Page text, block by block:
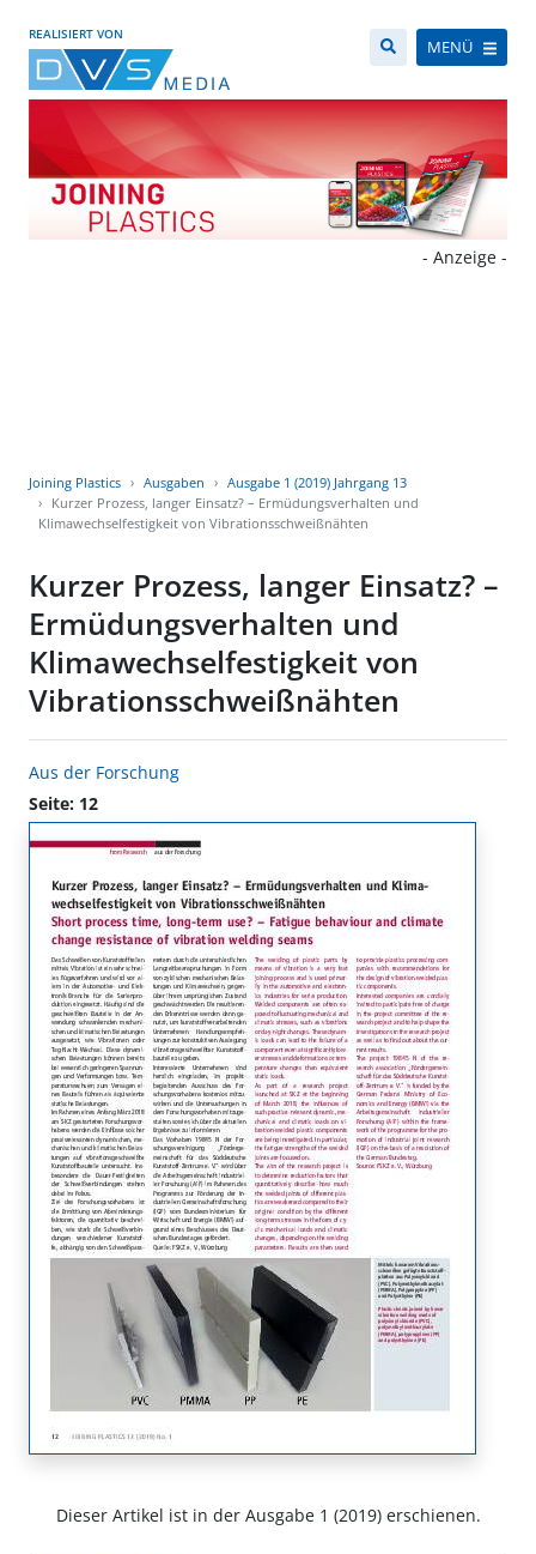
REALISIERT VON
MENÜ
- Anzeige -
Joining Plastics Ausgaben
Ausgabe 1 (2019) Jahrgang 13
Kurzer Prozess, langer Einsatz? – Ermüdungsverhalten und
Klimawechselfestigkeit von Vibrationsschweißnähten
Kurzer Prozess, langer Einsatz? –
Ermüdungsverhalten und
Klimawechselfestigkeit von
Vibrationsschweißnähten
Aus der Forschung
Seite: 12
Dieser Artikel ist in der Ausgabe 1 (2019) erschienen.